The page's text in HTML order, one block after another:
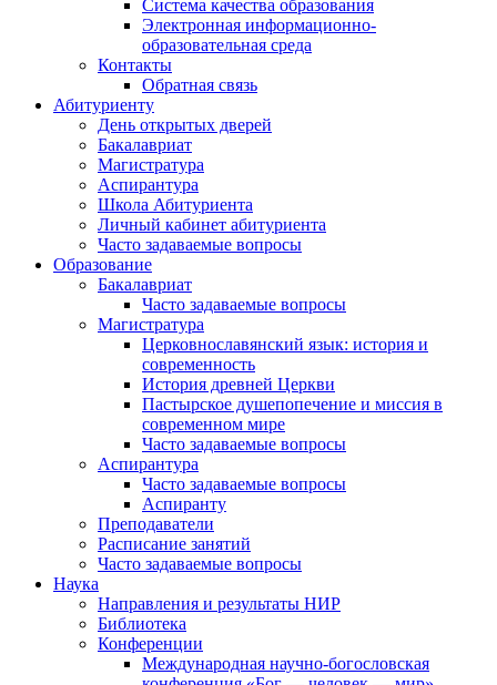
Система качества образования
Электронная информационно-
образовательная среда
Контакты
Обратная связь
Абитуриенту
День открытых дверей
Бакалавриат
Магистратура
Аспирантура
Школа Абитуриента
Личный кабинет абитуриента
Часто задаваемые вопросы
Образование
Бакалавриат
Часто задаваемые вопросы
Магистратура
Церковнославянский язык: история и
современность
История древней Церкви
Пастырское душепопечение и миссия в
современном мире
Часто задаваемые вопросы
Аспирантура
Часто задаваемые вопросы
Аспиранту
Преподаватели
Расписание занятий
Часто задаваемые вопросы
Наука
Направления и результаты НИР
Библиотека
Конференции
Международная научно-богословская